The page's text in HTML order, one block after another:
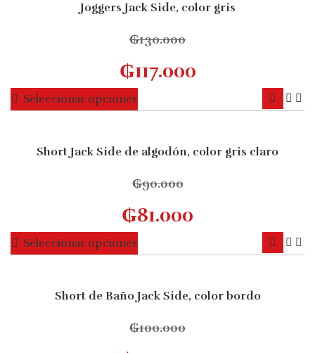
Joggers Jack Side, color gris
₲130.000
₲117.000
Seleccionar opciones
producto
múltiples
Las
se
pueden
página
producto
10% OFFShort Jack Side de algodón, color gris claro
₲90.000
₲81.000
Seleccionar opciones
producto
múltiples
Las
Short de Baño Jack Side, color bordo
₲100.000